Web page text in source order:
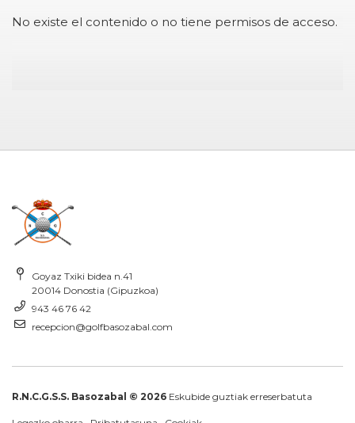
No existe el contenido o no tiene permisos de acceso.
Goyaz Txiki bidea n.41
20014 Donostia (Gipuzkoa)
943 46 76 42
recepcion@golfbasozabal.com
R.N.C.G.S.S. Basozabal © 2026 Eskubide guztiak erreserbatuta